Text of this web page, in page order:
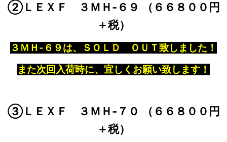
②ＬＥＸＦ ３ＭＨ‐６９ （６６８００円
＋税）
３ＭＨ‐６９は、ＳＯＬＤ ＯＵＴ致しました！
また次回入荷時に、宜しくお願い致します！
③ＬＥＸＦ ３ＭＨ‐７０ （６６８００円
＋税）